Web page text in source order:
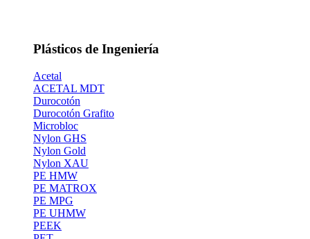
Plásticos de Ingeniería
Acetal
ACETAL MDT
Durocotón
Durocotón Grafito
Microbloc
Nylon GHS
Nylon Gold
Nylon XAU
PE HMW
PE MATROX
PE MPG
PE UHMW
PEEK